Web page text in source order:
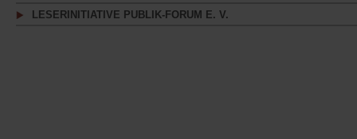
LESERINITIATIVE PUBLIK-FORUM E. V.